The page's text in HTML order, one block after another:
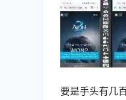
要是手头有几